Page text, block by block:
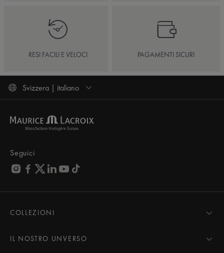
RESI FACILI E VELOCI PAGAMENTI SICURI
Svizzera | italiano
Seguici
COLLEZIONI
AIKON
IL NOSTRO UNVERSO